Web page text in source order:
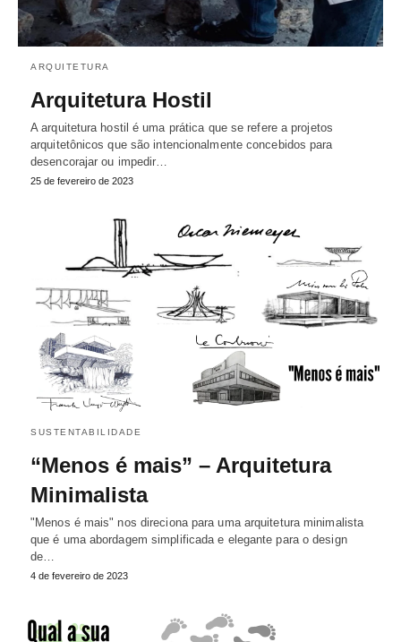
ARQUITETURA
Arquitetura Hostil
A arquitetura hostil é uma prática que se refere a projetos
arquitetônicos que são intencionalmente concebidos para
desencorajar ou impedir…
25 de fevereiro de 2023
SUSTENTABILIDADE
“Menos é mais” – Arquitetura
Minimalista
"Menos é mais" nos direciona para uma arquitetura minimalista
que é uma abordagem simplificada e elegante para o design
de…
4 de fevereiro de 2023